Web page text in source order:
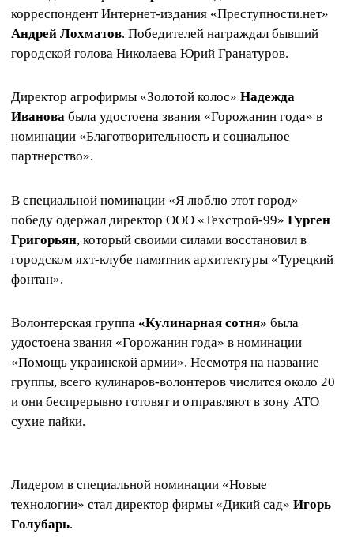
корреспондент Интернет-издания «Преступности.нет»
Андрей Лохматов. Победителей награждал бывший
городской голова Николаева Юрий Гранатуров.
Директор агрофирмы «Золотой колос» Надежда
Иванова была удостоена звания «Горожанин года» в
номинации «Благотворительность и социальное
партнерство».
В специальной номинации «Я люблю этот город»
победу одержал директор ООО «Техстрой-99» Гурген
Григорьян, который своими силами восстановил в
городском яхт-клубе памятник архитектуры «Турецкий
фонтан».
Волонтерская группа «Кулинарная сотня» была
удостоена звания «Горожанин года» в номинации
«Помощь украинской армии». Несмотря на название
группы, всего кулинаров-волонтеров числится около 20
и они беспрерывно готовят и отправляют в зону АТО
сухие пайки.
Лидером в специальной номинации «Новые
технологии» стал директор фирмы «Дикий сад» Игорь
Голубарь.